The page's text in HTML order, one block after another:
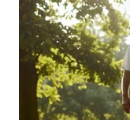
TANGERANG
WN
BINJAI
WN